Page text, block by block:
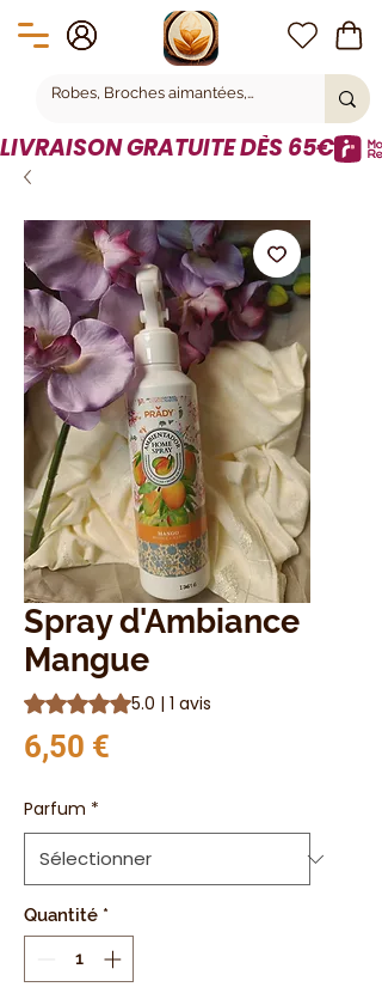
LIVRAISON GRATUITE DÈS 65€
Spray d'Ambiance
Mangue
La note est de 5.0 sur cinq étoiles selon 1
5.0 | 1 avis
6,50 €
Parfum *
Quantité *